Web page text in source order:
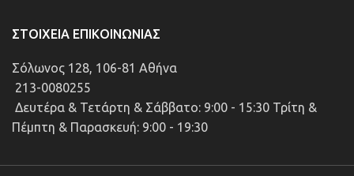
ΣΤΟΙΧΕΊΑ ΕΠΙΚΟΙΝΩΝΊΑΣ
Σόλωνος 128, 106-81 Αθήνα
213-0080255
Δευτέρα & Τετάρτη & Σάββατο: 9:00 - 15:30 Τρίτη &
Πέμπτη & Παρασκευή: 9:00 - 19:30